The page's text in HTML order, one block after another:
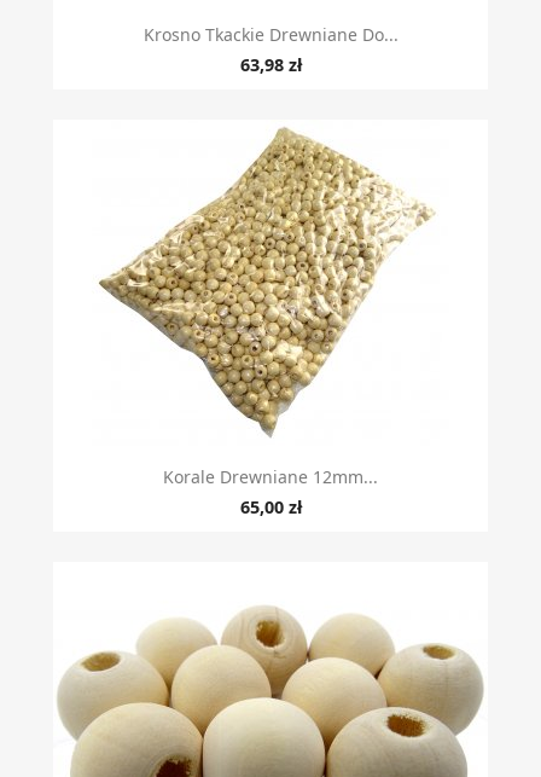
Krosno Tkackie Drewniane Do...
63,98 zł
Korale Drewniane 12mm...
65,00 zł